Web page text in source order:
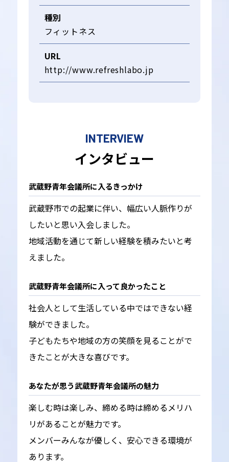
種別
フィットネス
URL
http://www.refreshlabo.jp
INTERVIEW
インタビュー
武蔵野青年会議所に入るきっかけ
武蔵野市での起業に伴い、幅広い人脈作りが
したいと思い入会しました。
地域活動を通じて新しい経験を積みたいと考
えました。
武蔵野青年会議所に入って良かったこと
社会人として生活している中ではできない経
験ができました。
子どもたちや地域の方の笑顔を見ることがで
きたことが大きな喜びです。
あなたが思う武蔵野青年会議所の魅力
楽しむ時は楽しみ、締める時は締めるメリハ
リがあることが魅力です。
メンバーみんなが優しく、安心できる環境が
あります。